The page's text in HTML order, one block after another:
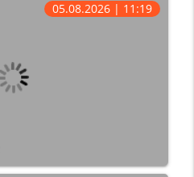
05.08.2026 | 11:19